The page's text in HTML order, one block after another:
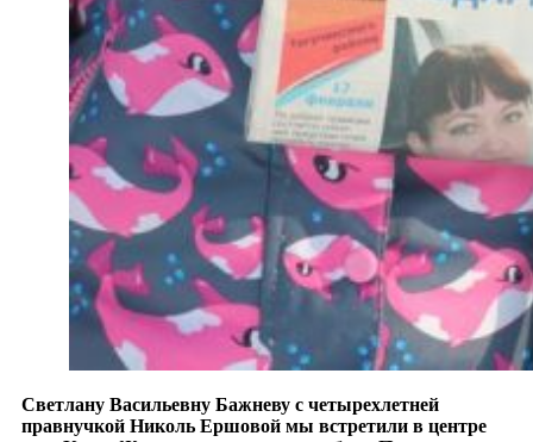
Светлану Васильевну Бажневу с четырехлетней
правнучкой Николь Ершовой мы встретили в центре